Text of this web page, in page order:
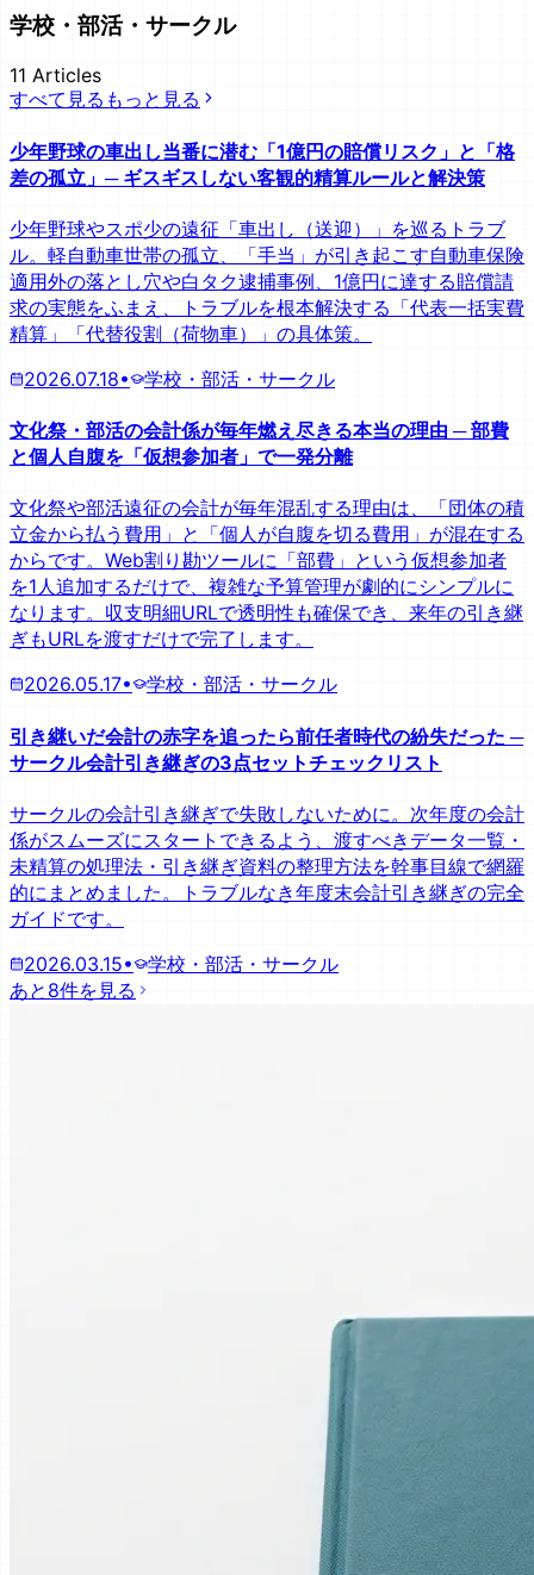
学校・部活・サークル
11 Articles
すべて見る もっと見る
少年野球の車出し当番に潜む「1億円の賠償リスク」と「格
差の孤立」─ ギスギスしない客観的精算ルールと解決策
少年野球やスポ少の遠征「車出し（送迎）」を巡るトラブ
ル。軽自動車世帯の孤立、「手当」が引き起こす自動車保険
適用外の落とし穴や白タク逮捕事例、1億円に達する賠償請
求の実態をふまえ、トラブルを根本解決する「代表一括実費
精算」「代替役割（荷物車）」の具体策。
2026.07.18• 学校・部活・サークル
文化祭・部活の会計係が毎年燃え尽きる本当の理由 ─ 部費
と個人自腹を「仮想参加者」で一発分離
文化祭や部活遠征の会計が毎年混乱する理由は、「団体の積
立金から払う費用」と「個人が自腹を切る費用」が混在する
からです。Web割り勘ツールに「部費」という仮想参加者
を1人追加するだけで、複雑な予算管理が劇的にシンプルに
なります。収支明細URLで透明性も確保でき、来年の引き継
ぎもURLを渡すだけで完了します。
2026.05.17• 学校・部活・サークル
引き継いだ会計の赤字を追ったら前任者時代の紛失だった ─
サークル会計引き継ぎの3点セットチェックリスト
サークルの会計引き継ぎで失敗しないために。次年度の会計
係がスムーズにスタートできるよう、渡すべきデータ一覧・
未精算の処理法・引き継ぎ資料の整理方法を幹事目線で網羅
的にまとめました。トラブルなき年度末会計引き継ぎの完全
ガイドです。
2026.03.15•
学校・部活・サークル
あと8件を見る